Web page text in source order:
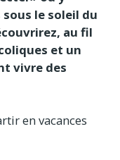
le soleil du
au fil
et un
vivre des
en vacances